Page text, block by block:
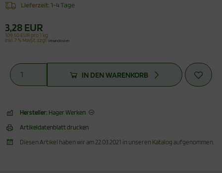
Lieferzeit:1-4 Tage
3,28 EUR
109,50 EUR pro 1 kg
inkl. 7 % MwSt. zzgl.Versandkosten
IN DEN WARENKORB
Hersteller: Hager Werken
Artikeldatenblatt drucken
Diesen Artikel haben wir am 22.03.2021 in unseren Katalog aufgenommen.